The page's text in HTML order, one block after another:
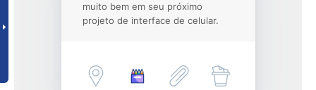
muito bem em seu próximo
projeto de interface de celular.